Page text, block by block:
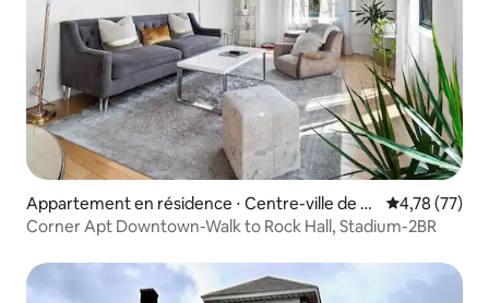
Appartement en résidence ⋅ Centre-ville de Cl
eveland
Évaluation
4,78 (77)
Corner Apt Downtown-Walk to Rock Hall, Stadium-2BR